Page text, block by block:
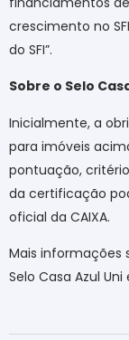
crescimento no
do SFI”.
Sobre o Selo
Inicialmente, a
para imóveis
pontuação,
da certificação
oficial da CAIXA.
Mais informações
Selo Casa Azul